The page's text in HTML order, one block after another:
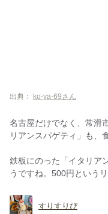
出典： ko-ya-69さん
名古屋だけでなく、常滑
リアンスパゲティ」も、
鉄板にのった「イタリア
うですね。500円という
すりすりぴ